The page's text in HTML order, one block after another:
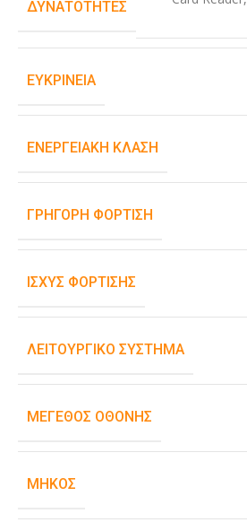
ΔΥΝΑΤΌΤΗΤΕΣ
ΕΥΚΡΊΝΕΙΑ
ΕΝΕΡΓΕΙΑΚΉ ΚΛΆΣΗ
ΓΡΉΓΟΡΗ ΦΌΡΤΙΣΗ
ΙΣΧΎΣ ΦΌΡΤΙΣΗΣ
ΛΕΙΤΟΥΡΓΙΚΌ ΣΎΣΤΗΜΑ
ΜΈΓΕΘΟΣ ΟΘΌΝΗΣ
ΜΉΚΟΣ